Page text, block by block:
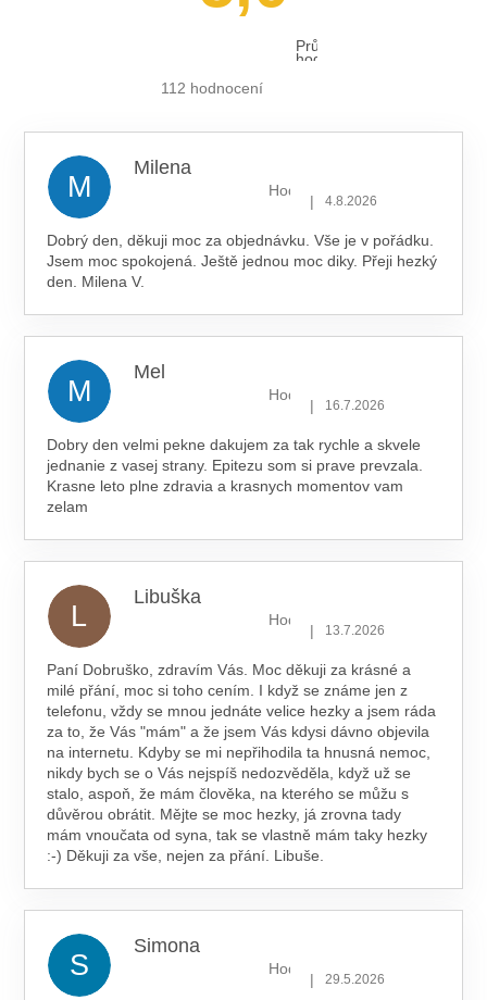
R
V
P
Průměrné
hodnocení
112 hodnocení
M
Milena
Hodnocení obchodu je 5 z 5
| 4.8.2026
Dobrý den, děkuji moc za objednávku. Vše je v pořádku.
Jsem moc spokojená. Ještě jednou moc diky. Přeji hezký
den. Milena V.
M
Mel
Hodnocení obchodu je 5 z 5
| 16.7.2026
Dobry den velmi pekne dakujem za tak rychle a skvele
jednanie z vasej strany. Epitezu som si prave prevzala.
Krasne leto plne zdravia a krasnych momentov vam
zelam
L
Libuška
Hodnocení obchodu je 5 z 5
| 13.7.2026
Paní Dobruško, zdravím Vás. Moc děkuji za krásné a
milé přání, moc si toho cením. I když se známe jen z
telefonu, vždy se mnou jednáte velice hezky a jsem ráda
za to, že Vás "mám" a že jsem Vás kdysi dávno objevila
na internetu. Kdyby se mi nepřihodila ta hnusná nemoc,
nikdy bych se o Vás nejspíš nedozvěděla, když už se
stalo, aspoň, že mám člověka, na kterého se můžu s
důvěrou obrátit. Mějte se moc hezky, já zrovna tady
mám vnoučata od syna, tak se vlastně mám taky hezky
:-) Děkuji za vše, nejen za přání. Libuše.
S
Simona
Hodnocení obchodu je 5 z 5
| 29.5.2026